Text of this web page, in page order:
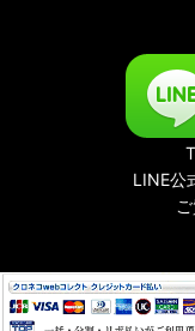
LINE公